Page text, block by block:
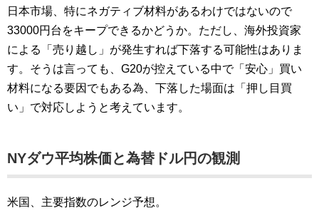
日本市場、特にネガティブ材料があるわけではないので
33000円台をキープできるかどうか。ただし、海外投資家
による「売り越し」が発生すれば下落する可能性はありま
す。そうは言っても、G20が控えている中で「安心」買い
材料になる要因でもある為、下落した場面は「押し目買
い」で対応しようと考えています。
NYダウ平均株価と為替ドル円の観測
米国、主要指数のレンジ予想。